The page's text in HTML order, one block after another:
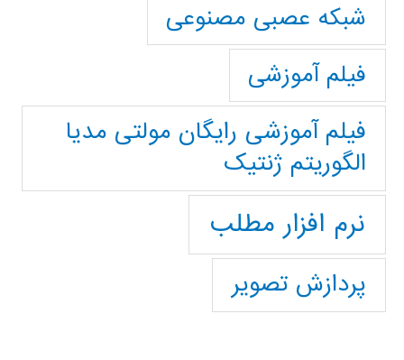
شبکه عصبی مصنوعی
فیلم آموزشی
فیلم آموزشی رایگان مولتی مدیا
الگوریتم ژنتیک
نرم افزار مطلب
پردازش تصویر